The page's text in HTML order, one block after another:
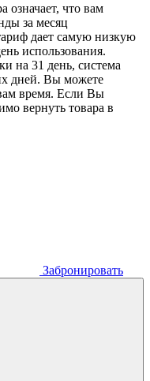
означает, что вам
за месяц
дает самую низкую
использования.
на 31 день, система
дней. Вы можете
время. Если Вы
вернуть товара в
Забронировать